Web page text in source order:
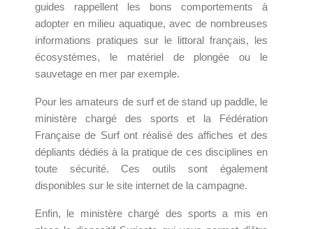
guides rappellent les bons comportements à
adopter en milieu aquatique, avec de nombreuses
informations pratiques sur le littoral français, les
écosystèmes, le matériel de plongée ou le
sauvetage en mer par exemple.
Pour les amateurs de surf et de stand up paddle, le
ministère chargé des sports et la Fédération
Française de Surf ont réalisé des affiches et des
dépliants dédiés à la pratique de ces disciplines en
toute sécurité. Ces outils sont également
disponibles sur le site internet de la campagne.
Enfin, le ministère chargé des sports a mis en